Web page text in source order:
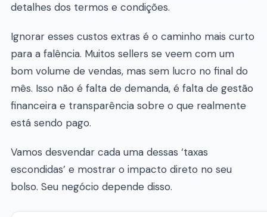
detalhes dos termos e condições.
Ignorar esses custos extras é o caminho mais curto
para a falência. Muitos sellers se veem com um
bom volume de vendas, mas sem lucro no final do
mês. Isso não é falta de demanda, é falta de gestão
financeira e transparência sobre o que realmente
está sendo pago.
Vamos desvendar cada uma dessas ‘taxas
escondidas’ e mostrar o impacto direto no seu
bolso. Seu negócio depende disso.